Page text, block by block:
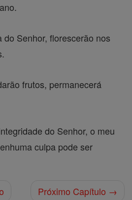
do Senhor, florescerão nos
frutos, permanecerá
do Senhor, o meu
culpa pode ser
Próximo Capítulo →